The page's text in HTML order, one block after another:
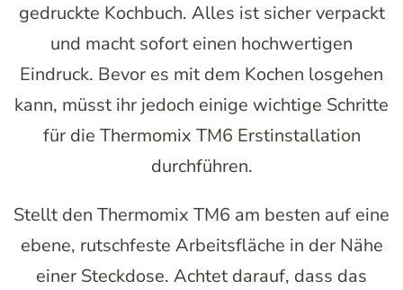
gedruckte Kochbuch. Alles ist sicher verpackt
und macht sofort einen hochwertigen
Eindruck. Bevor es mit dem Kochen losgehen
kann, müsst ihr jedoch einige wichtige Schritte
für die Thermomix TM6 Erstinstallation
durchführen.
Stellt den Thermomix TM6 am besten auf eine
ebene, rutschfeste Arbeitsfläche in der Nähe
einer Steckdose. Achtet darauf, dass das